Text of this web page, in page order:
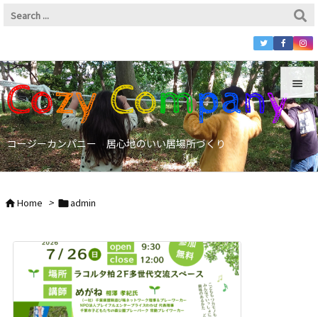
コージーカンパニー 居心地のいい居場所づくり


Menu

Sidebar
Home > admin